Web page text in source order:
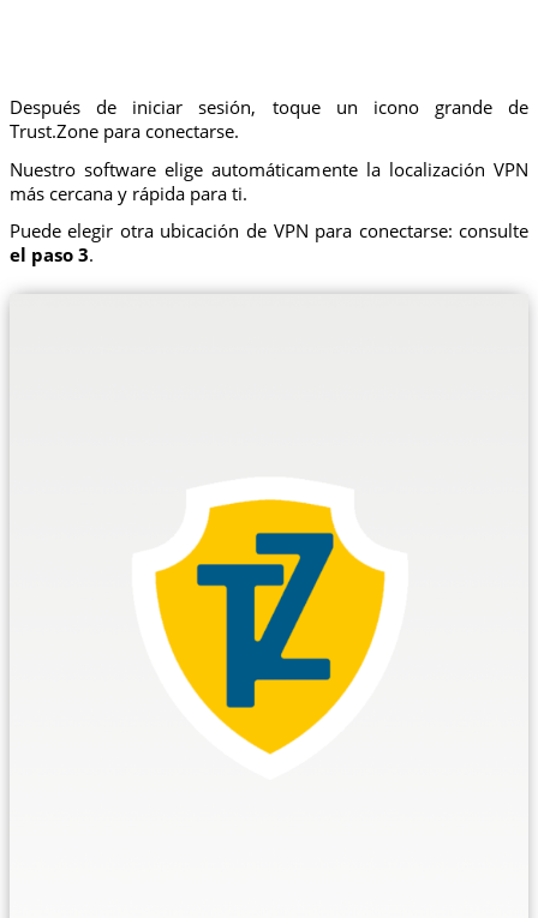
Después de iniciar sesión, toque un icono grande de
Trust.Zone para conectarse.
Nuestro software elige automáticamente la localización VPN
más cercana y rápida para ti.
Puede elegir otra ubicación de VPN para conectarse: consulte
el paso 3.